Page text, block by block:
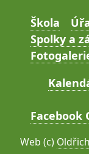
Škola
Spolky a
Facebook
Web (c)